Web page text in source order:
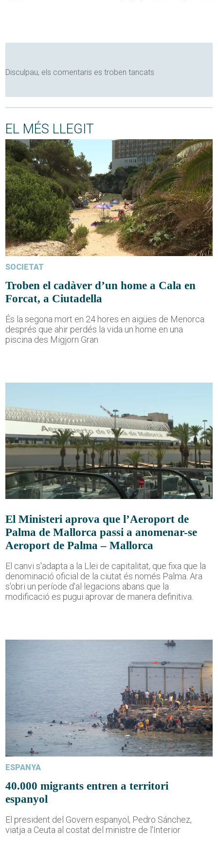
Disculpau, els comentaris es troben tancats
EL MÉS LLEGIT
SOCIETAT
Troben el cadàver d’un home a Cala en
Forcat, a Ciutadella
És la segona mort en 24 hores en aigües de Menorca
després que ahir perdés la vida un home en una
piscina des Migjorn Gran
El Ministeri aprova que l’Aeroport de
Palma de Mallorca passi a anomenar-se
Aeroport de Palma – Mallorca
El canvi s'adapta a la Llei de capitalitat, que fixa que la
denominació oficial de la ciutat és només Palma. Ara
s'obri un període d'al·legacions abans que la
modificació es pugui aprovar de manera definitiva.
ESPANYA
40.000 migrants entren a territori
espanyol
El president del Govern espanyol, Pedro Sánchez,
viatja a Ceuta al costat del ministre de l'Interior